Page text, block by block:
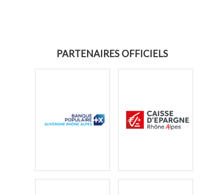
PARTENAIRES OFFICIELS